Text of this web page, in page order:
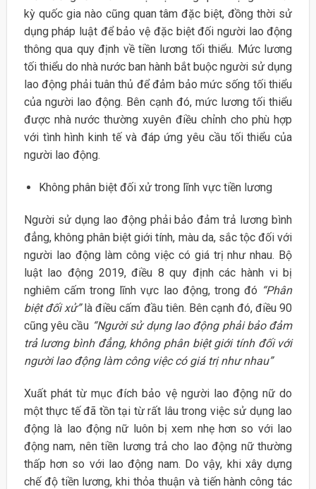
kỳ quốc gia nào cũng quan tâm đặc biệt, đồng thời sử
dụng pháp luật để bảo vệ đặc biệt đối người lao động
thông qua quy định về tiền lương tối thiểu. Mức lương
tối thiểu do nhà nước ban hành bắt buộc người sử dụng
lao động phải tuân thủ để đảm bảo mức sống tối thiểu
của người lao động. Bên cạnh đó, mức lương tối thiểu
được nhà nước thường xuyên điều chỉnh cho phù hợp
với tình hình kinh tế và đáp ứng yêu cầu tối thiểu của
người lao động.
Không phân biệt đối xử trong lĩnh vực tiền lương
Người sử dụng lao động phải bảo đảm trả lương bình
đẳng, không phân biệt giới tính, màu da, sắc tộc đối với
người lao động làm công việc có giá trị như nhau. Bộ
luật lao động 2019, điều 8 quy định các hành vi bị
nghiêm cấm trong lĩnh vực lao động, trong đó “Phân
biệt đối xử”là điều cấm đầu tiên. Bên cạnh đó, điều 90
cũng yêu cầu “Người sử dụng lao động phải bảo đảm
trả lương bình đẳng, không phân biệt giới tính đối với
người lao động làm công việc có giá trị như nhau”
Xuất phát từ mục đích bảo vệ người lao động nữ do
một thực tế đã tồn tại từ rất lâu trong việc sử dụng lao
động là lao động nữ luôn bị xem nhẹ hơn so với lao
động nam, nên tiền lương trả cho lao động nữ thường
thấp hơn so với lao động nam. Do vậy, khi xây dựng
chế độ tiền lương, khi thỏa thuận và tiến hành công tác